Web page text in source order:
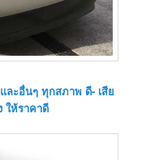
ละอื่นๆ ทุกสภาพ ดี- เสีย
ให้ราคาดี